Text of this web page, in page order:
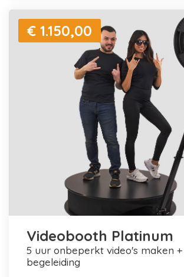
€ 1.150,00
Videobooth Platinum
5 uur onbeperkt video's maken + personele
begeleiding